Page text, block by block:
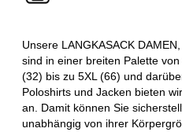
Unsere LANGKASACK
sind in einer breiten Palette
(32) bis zu 5XL (66) und
Poloshirts und Jacken bieten
an. Damit können Sie
unabhängig von ihrer